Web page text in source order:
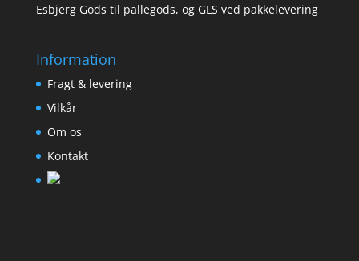
Esbjerg Gods til pallegods, og GLS ved pakkelevering
Information
Fragt & levering
Vilkår
Om os
Kontakt